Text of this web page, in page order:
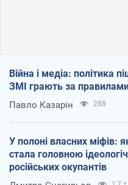
Війна і медіа: політика
ЗМІ грають за
Павло Казарін 288
У полоні власних міфів:
стала головною
російських окупантів